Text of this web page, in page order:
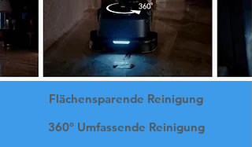
Flächensparende Reinigung
360° Umfassende Reinigung